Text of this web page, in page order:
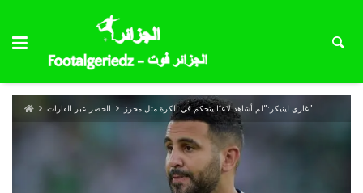
الخضر عبر القارات غاري لينيكر:”لم أشاهد لاعبًا يتحكم في الكرة مثل محرز”